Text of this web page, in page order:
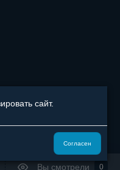
Вы смотрели 0
сайт.
Согласен